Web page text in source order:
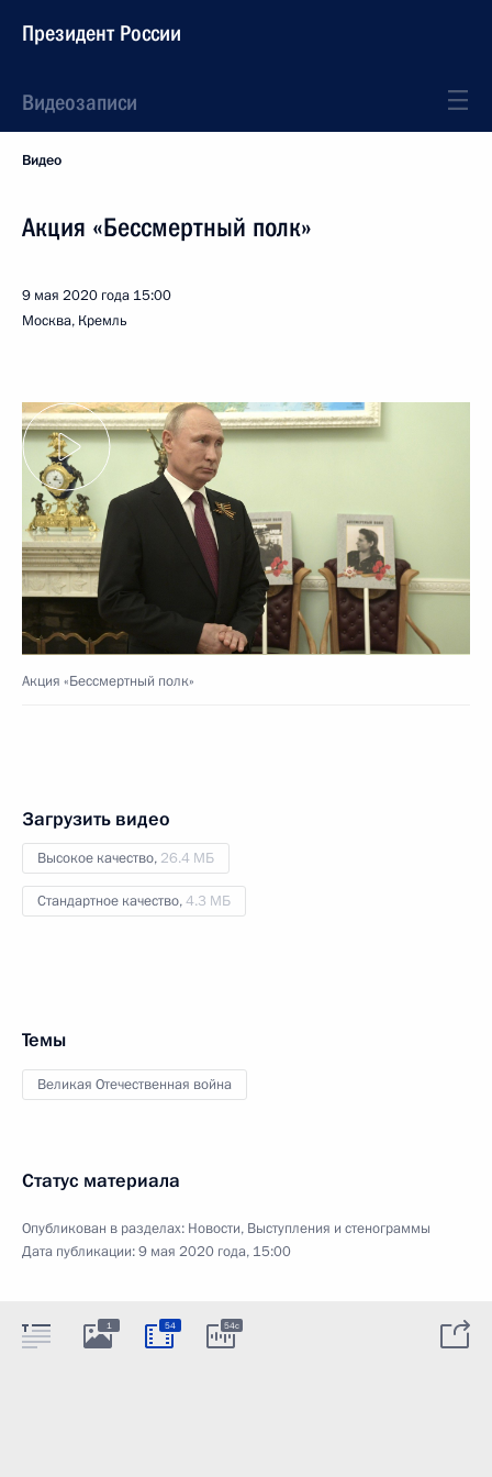
Президент России
Видеозаписи
Видео
Акция «Бессмертный полк»
9 мая 2020 года 15:00
Москва, Кремль
Акция «Бессмертный полк»
Загрузить видео
Высокое качество, 26.4 МБ
Стандартное качество,4.3 МБ
Темы
Великая Отечественная война
Статус материала
Опубликован в разделах: Новости, Выступления и стенограммы
Дата публикации:9 мая 2020 года, 15:00
1 54 54c